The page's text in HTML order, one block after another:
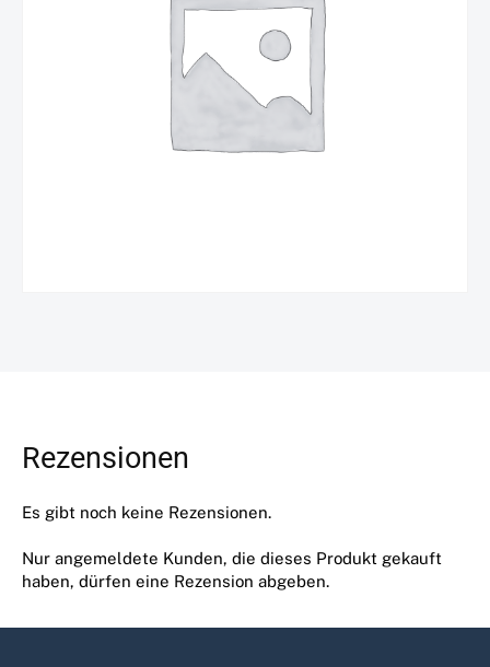
Rezensionen
Es gibt noch keine Rezensionen.
Nur angemeldete Kunden, die dieses Produkt gekauft
haben, dürfen eine Rezension abgeben.